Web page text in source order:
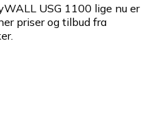
USG 1100 lige nu er
priser og tilbud fra